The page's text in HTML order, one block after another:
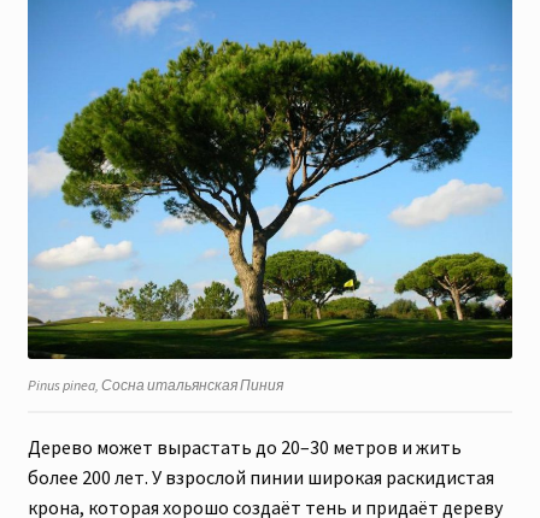
Pinus pinea, Сосна итальянская Пиния
Дерево может вырастать до 20–30 метров и жить
более 200 лет. У взрослой пинии широкая раскидистая
крона, которая хорошо создаёт тень и придаёт дереву